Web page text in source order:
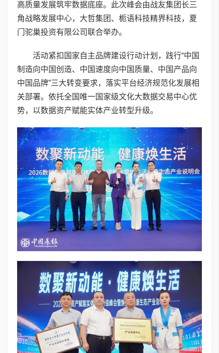
高质量发展筑牢数据底座。此次峰会由战友集团长三
角战略发展中心，大哲集团、栀语科技精界科技，夏
门驼巢投资有限公司联合举办。
活动紧扣国家自主品牌建设行动计划，践行“中国
制造向中国创造、中国速度向中国质量、中国产品向
中国品牌”三大转变要求，落实平台经济规范化发展相
关部署。依托全国唯一国家级文化大数据交易中心优
势，以数据资产赋能实体产业转型升级。